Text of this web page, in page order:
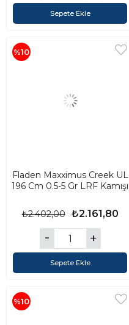
Sepete Ekle
Fladen Maxximus Creek UL
196 Cm 0.5-5 Gr LRF Kamışı
₺2.161,80
₺2.402,00
Sepete Ekle
%10
%10